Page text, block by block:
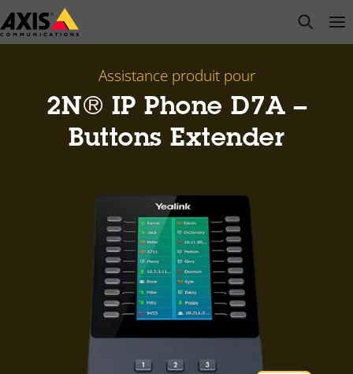
Passer
au
open
Assistance produit pour
2N® IP Phone D7A –
Buttons Extender